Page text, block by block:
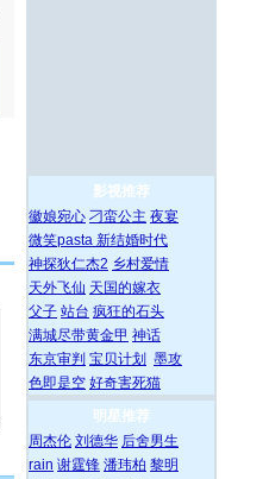
影视推荐
徽娘宛心 刁蛮公主 夜宴
微笑pasta 新结婚时代
神探狄仁杰2 乡村爱情
天外飞仙 天国的嫁衣
父子 站台 疯狂的石头
满城尽带黄金甲 神话
东京审判 宝贝计划
墨攻
色即是空 好奇害死猫
明星推荐
周杰伦 刘德华 后舍男生
rain 谢霆锋 潘玮柏 黎明